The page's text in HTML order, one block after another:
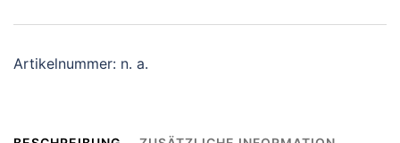
Menge
Artikelnummer: n. a.